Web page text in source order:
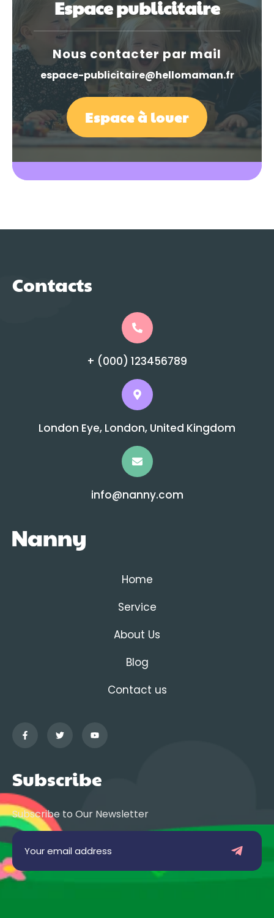
Espace publicitaire
Nous contacter par mail
espace-publicitaire@hellomaman.fr
Espace à louer
Contacts
+ (000) 123456789
London Eye, London, United Kingdom
info@nanny.com
Home
Service
About Us
Blog
Contact us
Subscribe
Subscribe to Our Newsletter